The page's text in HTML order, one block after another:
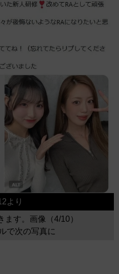
より
ます。画像（4/10）
で次の写真に